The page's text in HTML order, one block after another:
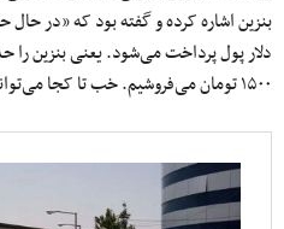
بنزین اشاره کرده و گفته بود که «در حال
۱۵۰۰ تومان می‌فروشیم. خب تا کجا می‌توانیم این کار را بکنیم؟»